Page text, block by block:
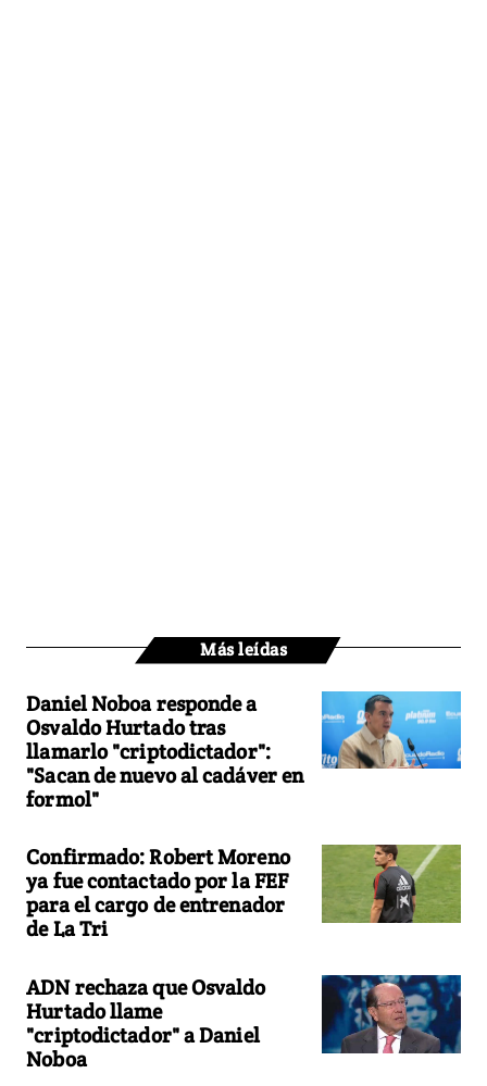
Más leídas
Daniel Noboa responde a
Osvaldo Hurtado tras
llamarlo "criptodictador":
"Sacan de nuevo al cadáver en
formol"
Confirmado: Robert Moreno
ya fue contactado por la FEF
para el cargo de entrenador
de La Tri
ADN rechaza que Osvaldo
Hurtado llame
"criptodictador" a Daniel
Noboa